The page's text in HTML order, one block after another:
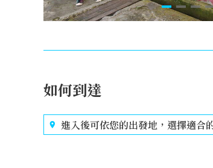
如何到達
進入後可依您的出發地，選擇適合